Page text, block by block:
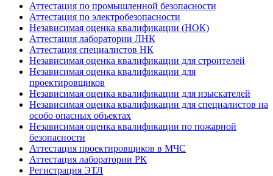
Аттестация по промышленной безопасности
Аттестация по электробезопасности
Независимая оценка квалификации (НОК)
Аттестация лаборатории ЛНК
Аттестация специалистов НК
Независимая оценка квалификации для строителей
Независимая оценка квалификации для
проектировщиков
Независимая оценка квалификации для изыскателей
Независимая оценка квалификации для специалистов на
особо опасных объектах
Независимая оценка квалификации по пожарной
безопасности
Аттестация проектировщиков в МЧС
Аттестация лаборатории РК
Регистрация ЭТЛ